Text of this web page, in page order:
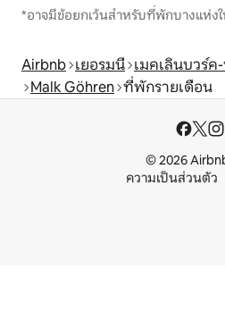
*อาจมีข้อยกเว้นสำหรับที่พักบางแห่ง
Airbnb เยอรมนี เมคเลินบวร์
Malk Göhren ที่พักรายเดือน
© 2026
ความเป็นส่วนตัว